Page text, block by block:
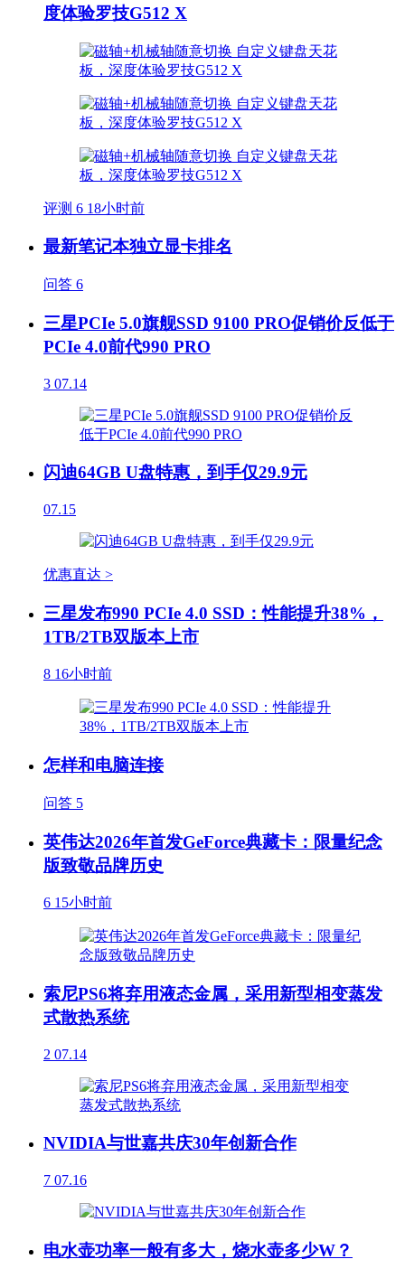
度体验罗技G512 X
评测 6 18小时前
最新笔记本独立显卡排名
问答 6
三星PCIe 5.0旗舰SSD 9100 PRO促销价反低于
PCIe 4.0前代990 PRO
3 07.14
闪迪64GB U盘特惠，到手仅29.9元
07.15
优惠直达 >
三星发布990 PCIe 4.0 SSD：性能提升38%，
1TB/2TB双版本上市
8 16小时前
怎样和电脑连接
问答 5
英伟达2026年首发GeForce典藏卡：限量纪念
版致敬品牌历史
6 15小时前
索尼PS6将弃用液态金属，采用新型相变蒸发
式散热系统
2 07.14
NVIDIA与世嘉共庆30年创新合作
7 07.16
电水壶功率一般有多大，烧水壶多少W？